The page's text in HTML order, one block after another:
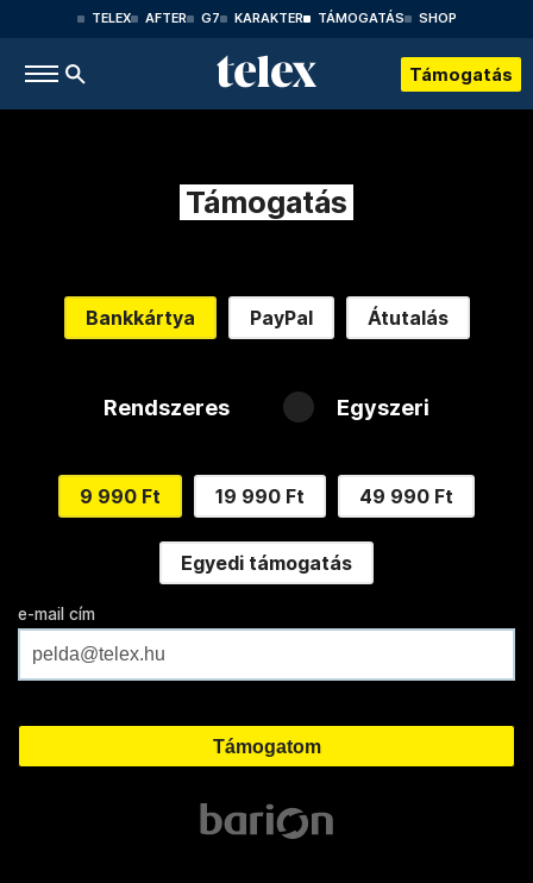
TELEX AFTER G7 KARAKTER TÁMOGATÁS SHOP
Támogatás
Támogatás
Bankkártya PayPal Átutalás
Rendszeres Egyszeri
9 990 Ft 19 990 Ft 49 990 Ft
Egyedi támogatás
e-mail cím